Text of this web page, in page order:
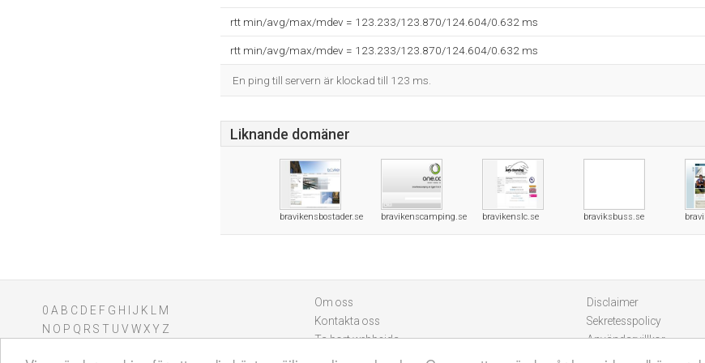
rtt min/avg/max/mdev = 123.233/123.870/124.604/0.632 ms
rtt min/avg/max/mdev = 123.233/123.870/124.604/0.632 ms
En ping till servern är klockad till 123 ms.
Liknande domäner
bravikensbostader.se bravikenscamping.se bravikenslc.se braviksbuss.se
0 A B C D E F G H J K
M
N O P Q R S T U V WXY Z
Om oss
Kontakta oss
Ta bort webbsida
Disclaimer
Sekretesspolicy
Användarvillkor